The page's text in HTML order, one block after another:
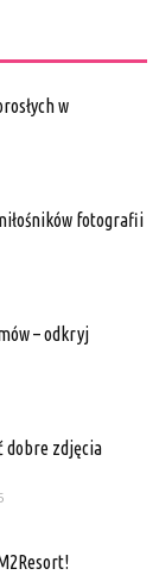
w
fotografii
– odkryj
dobre zdjęcia